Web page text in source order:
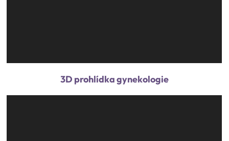
3D prohlídka gynekologie